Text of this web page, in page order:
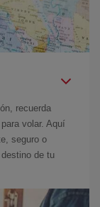
recuerda
volar. Aquí
seguro o
de tu